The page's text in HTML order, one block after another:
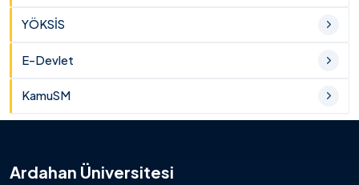
YÖKSİS
E-Devlet
KamuSM
Ardahan Üniversitesi